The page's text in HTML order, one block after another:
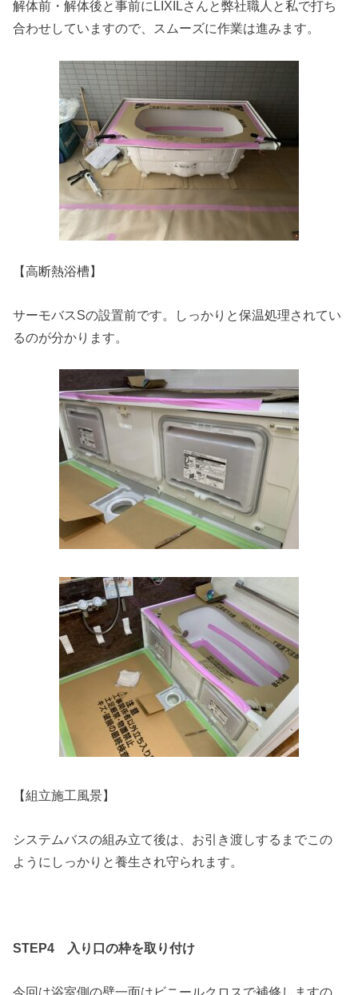
解体前・解体後と事前にLIXILさんと弊社職人と私で打ち
合わせしていますので、スムーズに作業は進みます。
【高断熱浴槽】
サーモバスSの設置前です。しっかりと保温処理されてい
るのが分かります。
【組立施工風景】
システムバスの組み立て後は、お引き渡しするまでこの
ようにしっかりと養生され守られます。
STEP4 入り口の枠を取り付け
今回は浴室側の壁一面はビニールクロスで補修しますの